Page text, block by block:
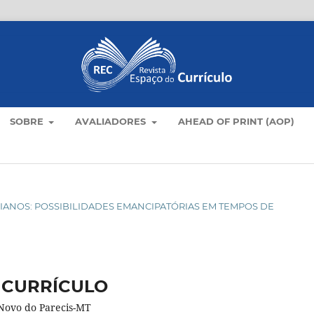
SOBRE AVALIADORES AHEAD OF PRINT (AOP)
POSSIBILIDADES EMANCIPATÓRIAS EM TEMPOS DE
do Parecis-MT